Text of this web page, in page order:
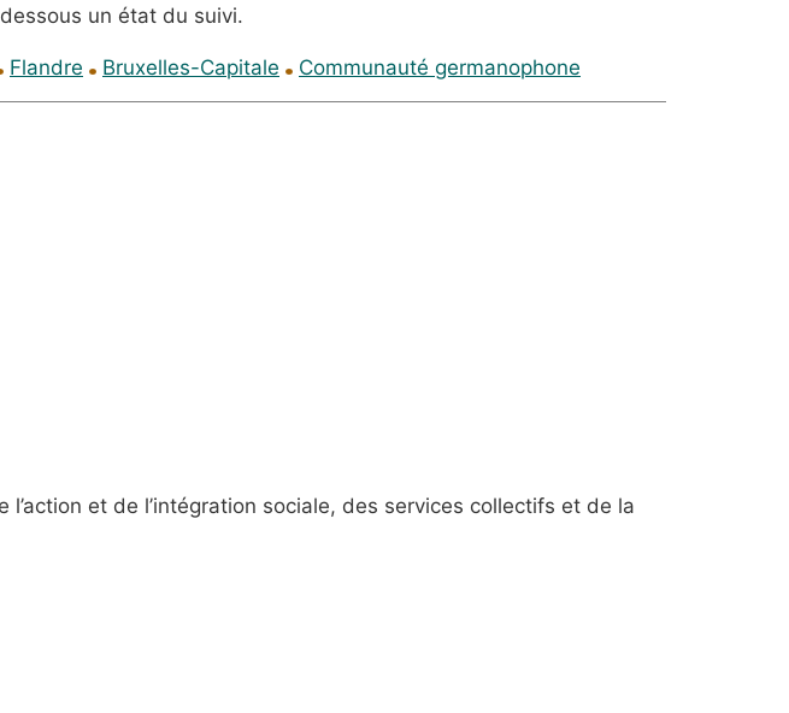
un état du suivi.
Flandre Bruxelles-Capitale Communauté germanophone
et de l’intégration sociale, des services collectifs et de la